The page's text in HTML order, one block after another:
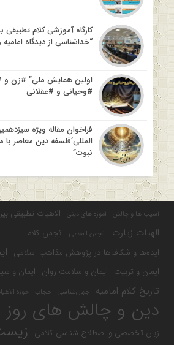
کارگاه آموزشی کلام
“خداشناسی از دیدگاه امامیه
اولین همایش ملی” #زن و
#وحیانی و #عقلانی
فراخوان مقاله ویژه
المللی’فلسفه دین معاصر
نبوت”
آسیب ها و چالش آموزه های دینی الاهیات تطبیقی
الهیات زیارت انجمن اسلامی
انجمن کلام
ایده‌ها و شکاف‌ها در پژوهش مذاهب اسلامی
ایمان و تربیت ایمان و سلامت روان ایمان و
تاریخ کلام امامیه جهان‌شناسی حجاب حوزه
دین و چالش های روز
زبان تخصصی و اصطلاح شناسی کلامی